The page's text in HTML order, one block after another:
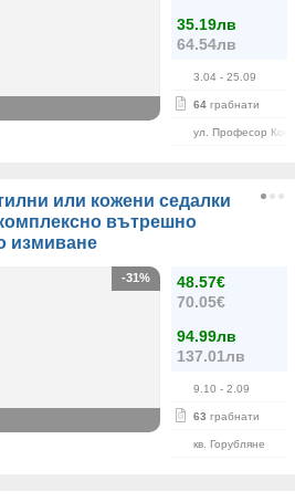
35.19лв
64.54лв
3.04 - 25.09
64 грабнати
ул. Професор
или кожени седалки
вътрешно
измиване
48.57€
70.05€
94.99лв
137.01лв
9.10 - 2.09
63 грабнати
кв. Горубляне
-31%